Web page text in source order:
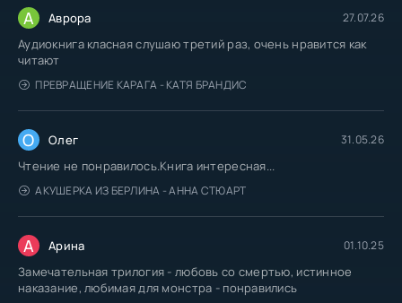
А Аврора 27.07.26
Аудиокнига класная слушаю третий раз, очень нравится как
читают
ПРЕВРАЩЕНИЕ КАРАГА - КАТЯ БРАНДИС
О Олег 31.05.26
Чтение не понравилось.Книга интересная...
АКУШЕРКА ИЗ БЕРЛИНА - АННА СТЮАРТ
А Арина 01.10.25
Замечательная трилогия - любовь со смертью, истинное
наказание, любимая для монстра - понравились